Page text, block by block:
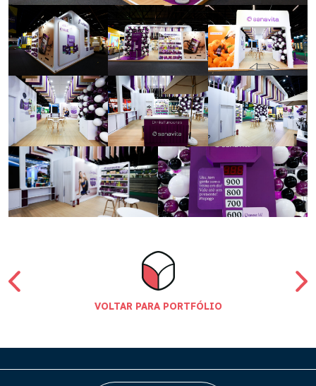
VOLTAR PARA PORTFÓLIO